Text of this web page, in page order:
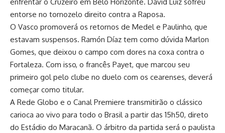
enfrentar o Cruzeiro em Belo Horizonte. David Luiz sofreu
entorse no tornozelo direito contra a Raposa.
O Vasco promoverá os retornos de Medel e Paulinho, que
estavam suspensos. Ramón Díaz tem como dúvida Marlon
Gomes, que deixou o campo com dores na coxa contra o
Fortaleza. Com isso, o francês Payet, que marcou seu
primeiro gol pelo clube no duelo com os cearenses, deverá
começar como titular.
A Rede Globo e o Canal Premiere transmitirão o clássico
carioca ao vivo para todo o Brasil a partir das 15h50, direto
do Estádio do Maracanã. O árbitro da partida será o paulista